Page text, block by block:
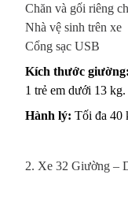
Chăn và gối riêng
Nhà vệ sinh trên xe
Cổng sạc USB
Kích thước giường:
1 trẻ em dưới 13 kg.
Hành lý: Tối đa 40
2. Xe 32 Giường –